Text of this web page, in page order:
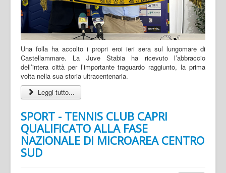
Una folla ha accolto i propri eroi ieri sera sul lungomare di
Castellammare. La Juve Stabia ha ricevuto l’abbraccio
dell’intera città per l’importante traguardo raggiunto, la prima
volta nella sua storia ultracentenaria.
Leggi tutto...
SPORT - TENNIS CLUB CAPRI
QUALIFICATO ALLA FASE
NAZIONALE DI MICROAREA CENTRO
SUD